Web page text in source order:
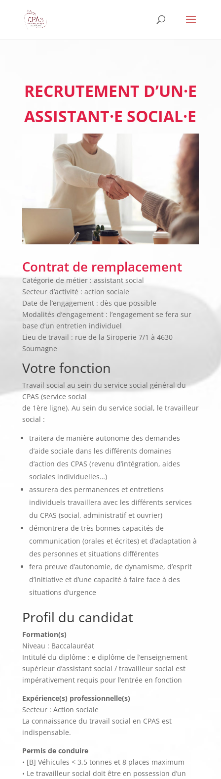
RECRUTEMENT D’UN·E
ASSISTANT·E SOCIAL·E
Contrat de remplacement
Catégorie de métier : assistant social
Secteur d’activité : action sociale
Date de l’engagement : dès que possible
Modalités d’engagement : l’engagement se fera sur
base d’un entretien individuel
Lieu de travail : rue de la Siroperie 7/1 à 4630
Soumagne
Votre fonction
Travail social au sein du service social général du
CPAS (service social
de 1ère ligne). Au sein du service social, le travailleur
social :
traitera de manière autonome des demandes
d’aide sociale dans les différents domaines
d’action des CPAS (revenu d’intégration, aides
sociales individuelles…)
assurera des permanences et entretiens
individuels travaillera avec les différents services
du CPAS (social, administratif et ouvrier)
démontrera de très bonnes capacités de
communication (orales et écrites) et d’adaptation à
des personnes et situations différentes
fera preuve d’autonomie, de dynamisme, d’esprit
d’initiative et d’une capacité à faire face à des
situations d’urgence
Profil du candidat
Formation(s)
Niveau : Baccalauréat
Intitulé du diplôme : e diplôme de l’enseignement
supérieur d’assistant social / travailleur social est
impérativement requis pour l’entrée en fonction
Expérience(s) professionnelle(s)
Secteur : Action sociale
La connaissance du travail social en CPAS est
indispensable.
Permis de conduire
• [B] Véhicules < 3,5 tonnes et 8 places maximum
• Le travailleur social doit être en possession d’un